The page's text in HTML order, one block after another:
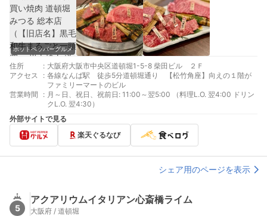
ホットペッパーグルメ
住所 : 大阪府大阪市中央区道頓堀1-5-8 柴田ビル ２Ｆ
アクセス
: 各線なんば駅 徒歩5分道頓堀通り 【松竹角座】向えの１階が
ファミリーマートのビル
営業時間
: 月～日、祝日、祝前日: 11:00～翌5:00 （料理L.O. 翌4:00 ドリン
クL.O. 翌4:30）
外部サイトで見る
楽天ぐるなび
シェア用のページを表示
5
アクアリウムイタリアン心斎橋ライム
大阪府 / 道頓堀